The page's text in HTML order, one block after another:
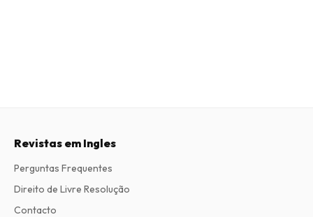
Revistas em Ingles
Perguntas Frequentes
Direito de Livre Resolução
Contacto